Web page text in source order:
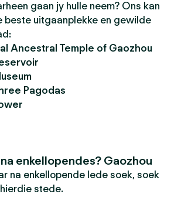
gaan jy hulle neem? Ons kan
beste uitgaanplekke en gewilde
Ancestral Temple of Gaozhou
Pagodas
enkellopendes? Gaozhou
na enkellopende lede soek, soek
stede.